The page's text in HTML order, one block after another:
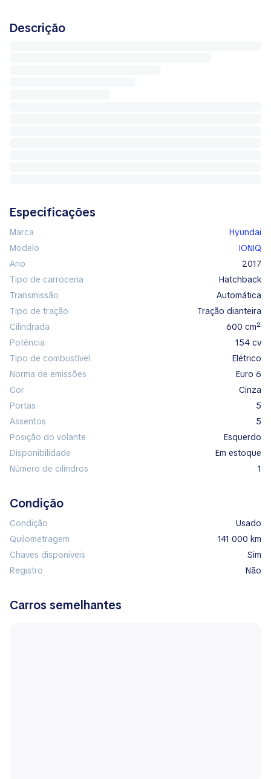
Descrição
Especificações
Marca
Hyundai
Modelo
IONIQ
Ano
2017
Tipo de carroceria
hatchback
Transmissão
automática
Tipo de tração
tração dianteira
Cilindrada
600 cm²
Potência
154 cv
Tipo de combustível
elétrico
Norma de emissões
Euro 6
Cor
cinza
Portas
5
Assentos
5
Posição do volante
esquerdo
Disponibilidade
em estoque
Número de cilindros
1
Condição
Condição
Usado
Quilometragem
141 000 km
Chaves disponíveis
Sim
Registro
Não
Carros semelhantes